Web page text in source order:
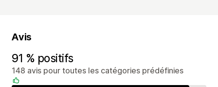
Avis
91 % positifs
148 avis pour toutes les catégories prédéfinies